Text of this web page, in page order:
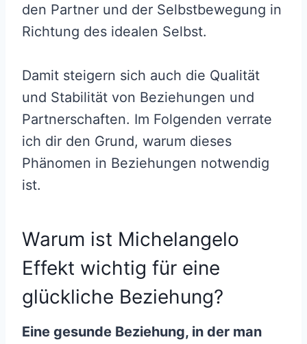
den Partner und der Selbstbewegung in
Richtung des idealen Selbst.
Damit steigern sich auch die Qualität
und Stabilität von Beziehungen und
Partnerschaften. Im Folgenden verrate
ich dir den Grund, warum dieses
Phänomen in Beziehungen notwendig
ist.
Warum ist Michelangelo
Effekt wichtig für eine
glückliche Beziehung?
Eine gesunde Beziehung, in der man